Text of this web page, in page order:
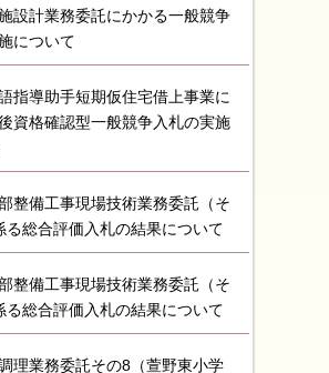
設計業務委託にかかる一般競争
について
指導助手短期仮住宅借上事業に
資格確認型一般競争入札の実施
整備工事現場技術業務委託（そ
る総合評価入札の結果について
整備工事現場技術業務委託（そ
る総合評価入札の結果について
理業務委託その8（萱野東小学